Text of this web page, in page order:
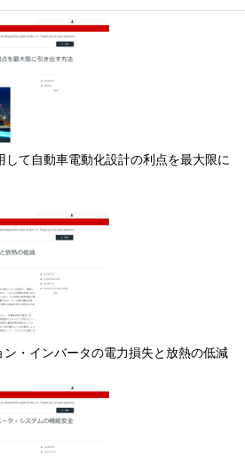
して自動車電動化設計の利点を最大限に
・インバータの電力損失と放熱の低減